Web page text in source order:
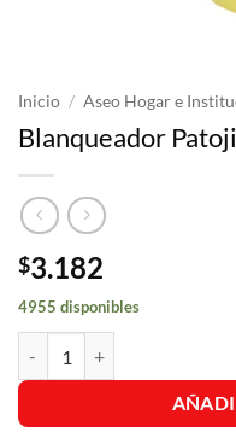
Inicio / Aseo Hogar e
Blanqueador
$3.182
4955 disponibles